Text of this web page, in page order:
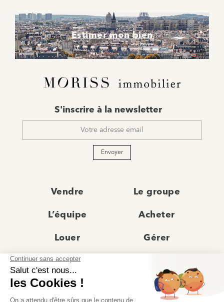
Estimer mon bien
mail
S'inscrire à la newsletter
Envoyer
Vendre Le groupe
L’équipe Acheter
Louer Gérer
Actualités
Recrutement Avis clients